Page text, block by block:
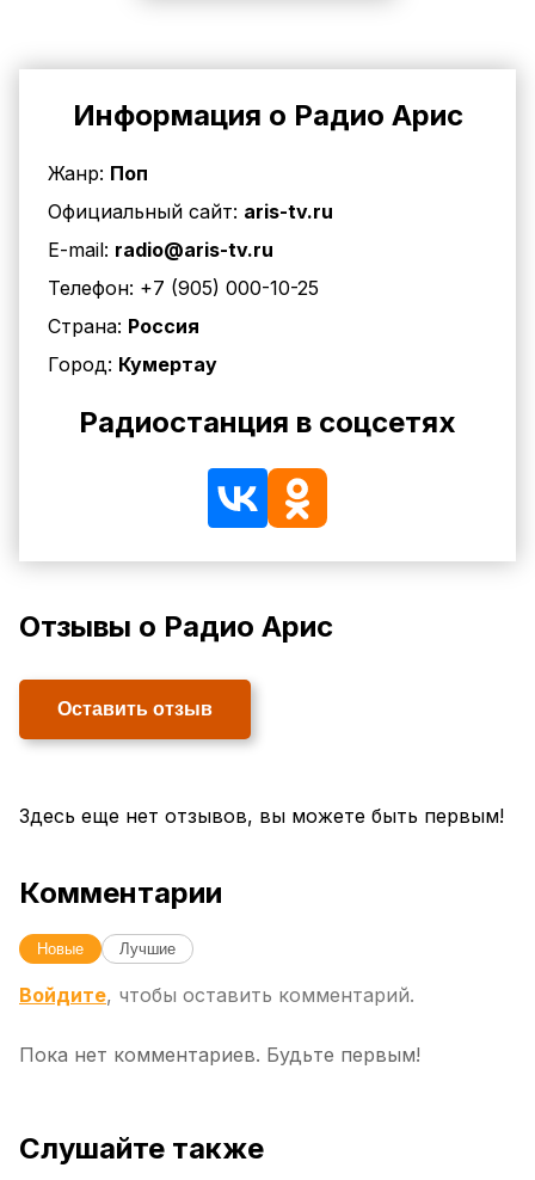
Информация о Радио Арис
Жанр: Поп
Официальный сайт: aris-tv.ru
E-mail: radio@aris-tv.ru
Телефон: +7 (905) 000-10-25
Страна: Россия
Город: Кумертау
Радиостанция в соцсетях
Отзывы о Радио Арис
Оставить отзыв
Здесь еще нет отзывов, вы можете быть первым!
Комментарии
Новые Лучшие
Войдите, чтобы оставить комментарий.
Пока нет комментариев. Будьте первым!
Слушайте также